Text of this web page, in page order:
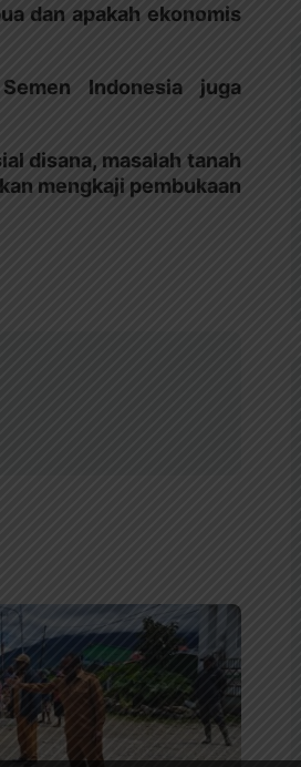
dan apakah ekonomis
Indonesia juga
disana, masalah tanah
mengkaji pembukaan